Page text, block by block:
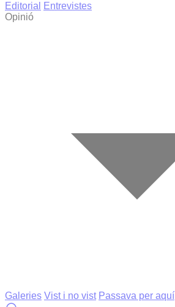
Editorial
Entrevistes
Opinió
Galeries Vist i no vist Passava per aquí